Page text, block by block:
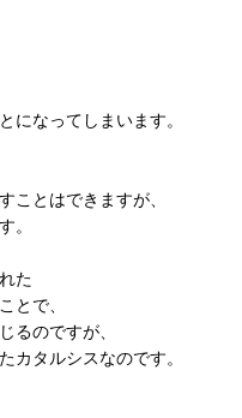
になってしまいます。
ことはできますが、
。
た
とで、
るのですが、
カタルシスなのです。